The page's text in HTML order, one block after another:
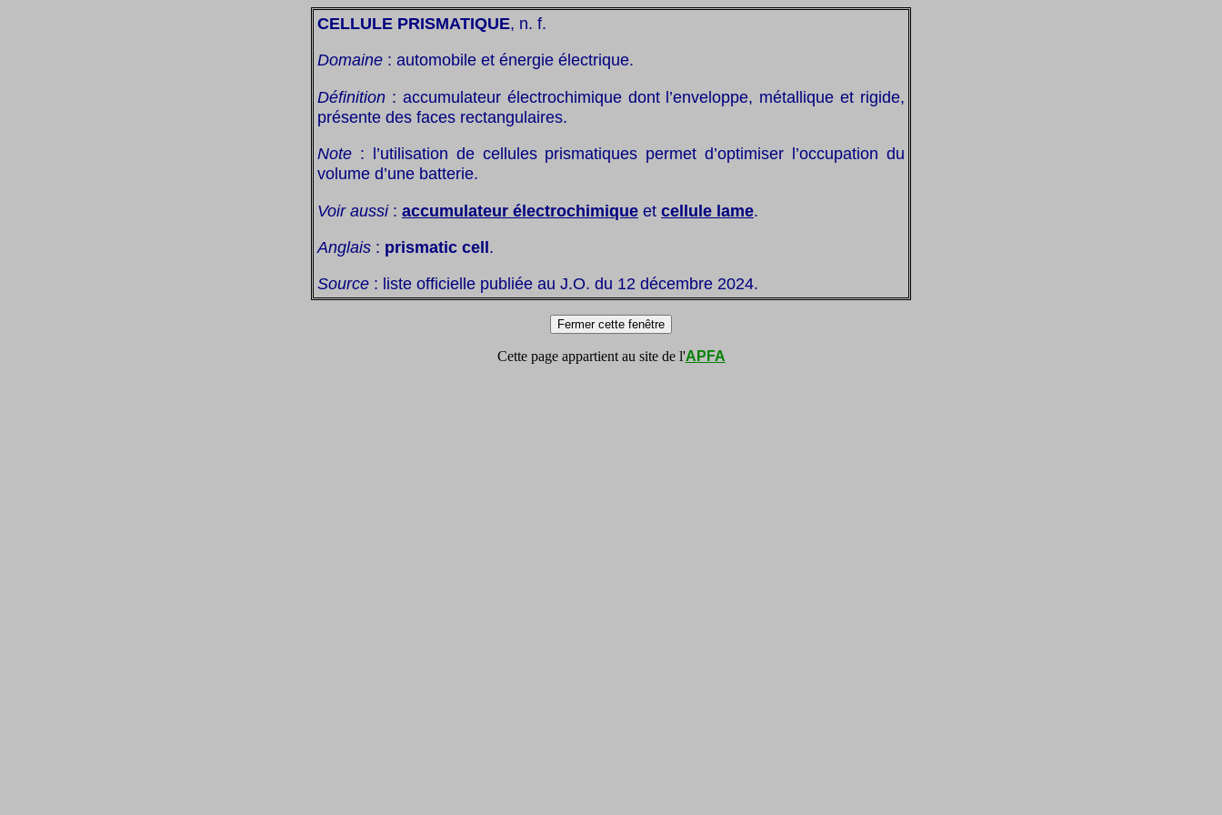
CELLULE PRISMATIQUE, n. f.
Domaine : automobile et énergie électrique.
Définition : accumulateur électrochimique dont l’enveloppe, métallique et rigide,
présente des faces rectangulaires.
Note : l’utilisation de cellules prismatiques permet d’optimiser l’occupation du
volume d’une batterie.
Voir aussi: accumulateur électrochimique et cellule lame.
Anglais : prismatic cell.
Source : liste officielle publiée au J.O. du 12 décembre 2024.
Cette page appartient au site de l'APFA